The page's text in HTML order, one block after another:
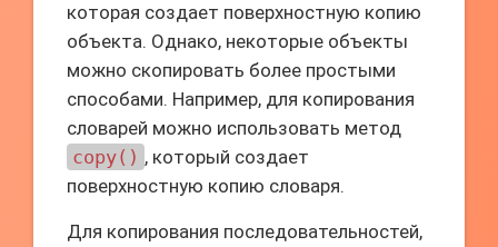
которая создает поверхностную копию
объекта. Однако, некоторые объекты
можно скопировать более простыми
способами. Например, для копирования
словарей можно использовать метод
copy() , который создает
поверхностную копию словаря.
Для копирования последовательностей,